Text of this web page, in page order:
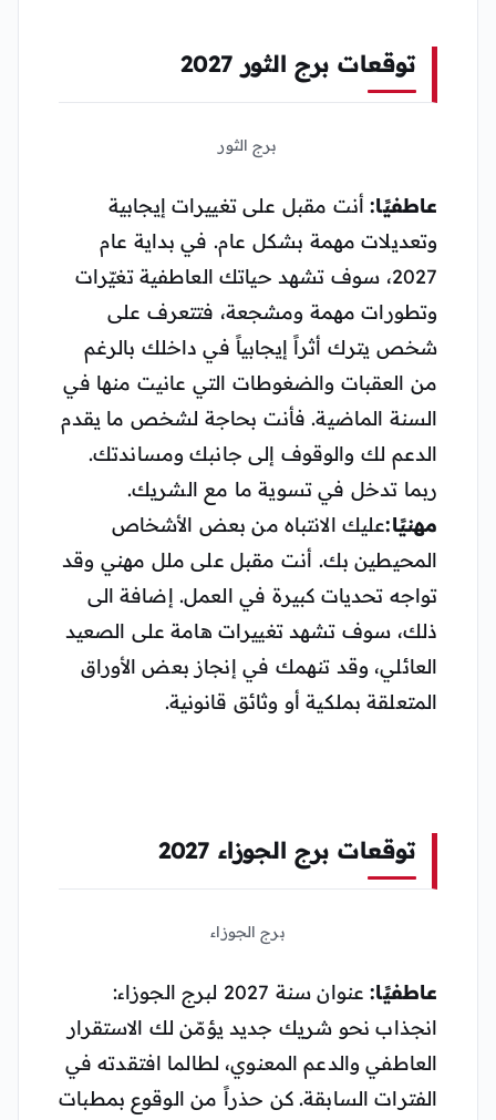
توقعات برج الثور 2027
برج الثور
عاطفيًا:أنت مقبل على تغييرات إيجابية
وتعديلات مهمة بشكل عام. في بداية عام
2027، سوف تشهد حياتك العاطفية تغيّرات
وتطورات مهمة ومشجعة، فتتعرف على
شخص يترك أثراً إيجابياً في داخلك بالرغم
من العقبات والضغوطات التي عانيت منها في
السنة الماضية. فأنت بحاجة لشخص ما يقدم
الدعم لك والوقوف إلى جانبك ومساندتك.
ربما تدخل في تسوية ما مع الشريك.
مهنيًا:عليك الانتباه من بعض الأشخاص
المحيطين بك. أنت مقبل على ملل مهني وقد
تواجه تحديات كبيرة في العمل. إضافة الى
ذلك، سوف تشهد تغييرات هامة على الصعيد
العائلي، وقد تنهمك في إنجاز بعض الأوراق
المتعلقة بملكية أو وثائق قانونية.
توقعات برج الجوزاء 2027
برج الجوزاء
عاطفيًا:
عنوان سنة 2027 لبرج الجوزاء:
انجذاب نحو شريك جديد يؤمّن لك الاستقرار
العاطفي والدعم المعنوي، لطالما افتقدته في
الفترات السابقة. كن حذراً من الوقوع بمطبات